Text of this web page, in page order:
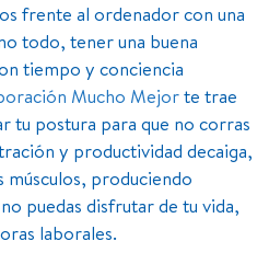
frente al ordenador con una
todo, tener una buena
tiempo y conciencia
Mucho Mejorte trae
tu postura para que no corras
y productividad decaiga,
músculos, produciendo
puedas disfrutar de tu vida,
laborales.